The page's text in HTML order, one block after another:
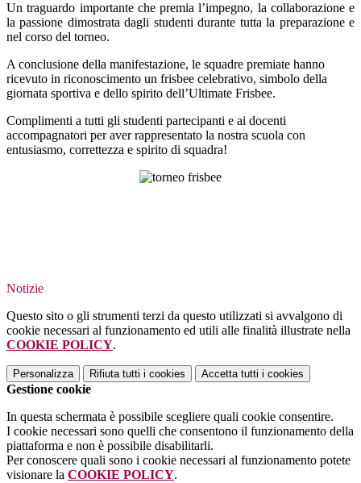
Un traguardo importante che premia l’impegno, la collaborazione e
la passione dimostrata dagli studenti durante tutta la preparazione e
nel corso del torneo.
A conclusione della manifestazione, le squadre premiate hanno
ricevuto in riconoscimento un frisbee celebrativo, simbolo della
giornata sportiva e dello spirito dell’Ultimate Frisbee.
Complimenti a tutti gli studenti partecipanti e ai docenti
accompagnatori per aver rappresentato la nostra scuola con
entusiasmo, correttezza e spirito di squadra!
Notizie
Questo sito o gli strumenti terzi da questo utilizzati si avvalgono di
cookie necessari al funzionamento ed utili alle finalità illustrate nella
COOKIE POLICY.
Personalizza Rifiuta tutti i cookies Accetta tutti i cookies
Gestione cookie
In questa schermata è possibile scegliere quali cookie consentire.
I cookie necessari sono quelli che consentono il funzionamento della
piattaforma e non è possibile disabilitarli.
Per conoscere quali sono i cookie necessari al funzionamento potete
visionare la COOKIE POLICY.